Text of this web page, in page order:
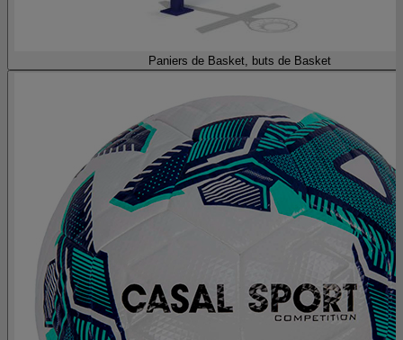
Paniers de Basket, buts de Basket